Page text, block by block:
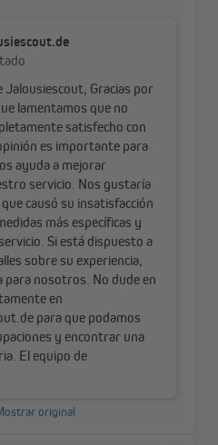
lichtdurchlässige Stoffe
Sichtschutz oder Durchsicht
- lichtdurchlässige Stoffe und
transparente Stoffe abwechselnd
- lichtdurchlässig im
geschlossenen Zustand
ca. 5 cm